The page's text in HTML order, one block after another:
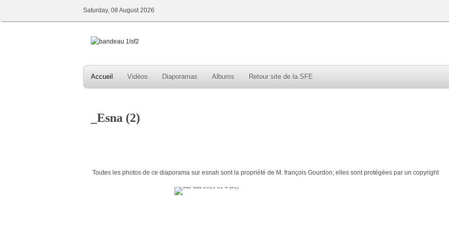
Saturday, 08 August 2026
Accueil Vidéos Diaporamas Albums Retour site de la SFE
_Esna (2)
Toutes les photos de ce diaporama sur esnah sont la propriété de M. françois Gourdon; elles sont protégées par un copyright